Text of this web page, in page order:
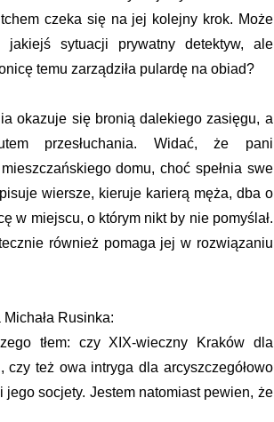
czeka się na jej kolejny krok. Może
sytuacji prywatny detektyw, ale
temu zarządziła pulardę na obiad?
okazuje się bronią dalekiego zasięgu, a
przesłuchania. Widać, że pani
domu, choć spełnia swe
wiersze, kieruje karierą męża, dba o
w miejscu, o którym nikt by nie pomyślał.
również pomaga jej w rozwiązaniu
Rusinka:
tłem: czy XIX-wieczny Kraków dla
też owa intryga dla arcyszczegółowo
socjety. Jestem natomiast pewien, że